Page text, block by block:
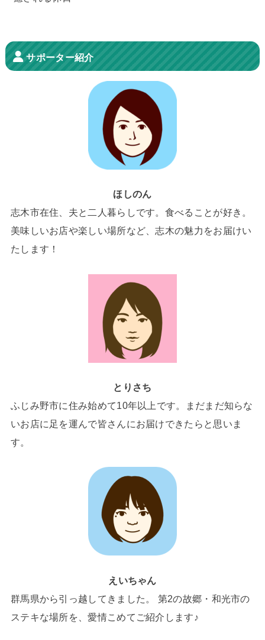
サポーター紹介
ほしのん
志木市在住、夫と二人暮らしです。食べることが好き。
美味しいお店や楽しい場所など、志木の魅力をお届けい
たします！
とりさち
ふじみ野市に住み始めて10年以上です。まだまだ知らな
いお店に足を運んで皆さんにお届けできたらと思いま
す。
えいちゃん
群馬県から引っ越してきました。 第2の故郷・和光市の
ステキな場所を、愛情こめてご紹介します♪